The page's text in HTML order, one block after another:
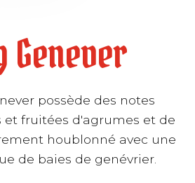
Genever
possède des notes
et fruitées d'agrumes et de
houblonné avec une
de baies de genévrier.